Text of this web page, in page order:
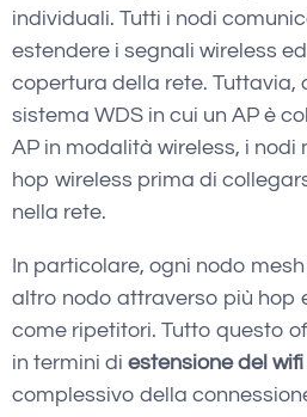
individuali. Tutti i nodi
estendere i segnali wireless
copertura della rete. Tuttavia,
sistema WDS in cui un AP è
AP in modalità wireless, i
hop wireless prima di
nella rete.
In particolare, ogni nodo
altro nodo attraverso più hop
come ripetitori. Tutto questo
in termini di estensione del wifi
complessivo della